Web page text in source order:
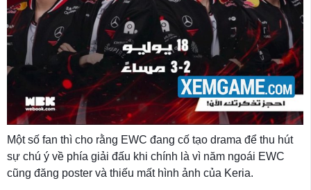
Một số fan thì cho rằng EWC đang cố tạo drama để thu hút
sự chú ý về phía giải đấu khi chính là vì năm ngoái EWC
cũng đăng poster và thiếu mất hình ảnh của Keria.